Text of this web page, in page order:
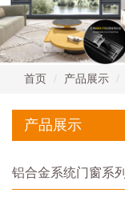
首页 产品展示
产品展示
铝合金系统门窗系列